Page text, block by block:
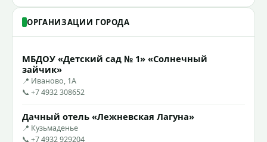
ОРГАНИЗАЦИИ ГОРОДА
МБДОУ «Детский сад № 1» «Солнечный
зайчик»
📍 Иваново, 1А
📞 +7 4932 308652
Дачный отель «Лежневская Лагуна»
📍 Кузьмаденье
📞 +7 4932 929204